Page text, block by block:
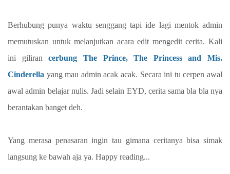
Berhubung punya waktu senggang tapi ide lagi mentok admin
memutuskan untuk melanjutkan acara edit mengedit cerita. Kali
ini gilirancerbung The Prince, The Princess and Mis.
Cinderella yang mau admin acak acak. Secara ini tu cerpen awal
awal admin belajar nulis. Jadi selain EYD, cerita sama bla bla nya
berantakan banget deh.
Yang merasa penasaran ingin tau gimana ceritanya bisa simak
langsung ke bawah aja ya. Happy reading...